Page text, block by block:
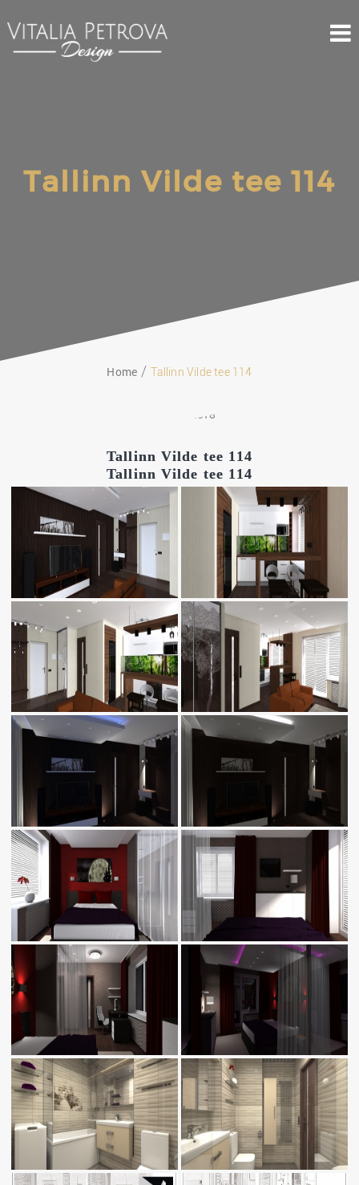
Tallinn Vilde tee 114
Home Tallinn Vilde tee 114
18.01.2018
Tallinn Vilde tee 114
Tallinn Vilde tee 114